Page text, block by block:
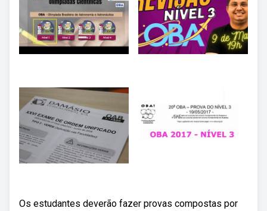
Os estudantes deverão fazer provas compostas por